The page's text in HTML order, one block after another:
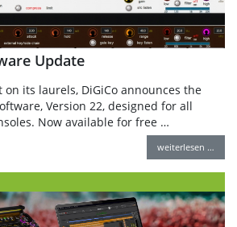
Update
its laurels, DiGiCo announces the
Version 22, designed for all
Now available for free …
weiterlesen …